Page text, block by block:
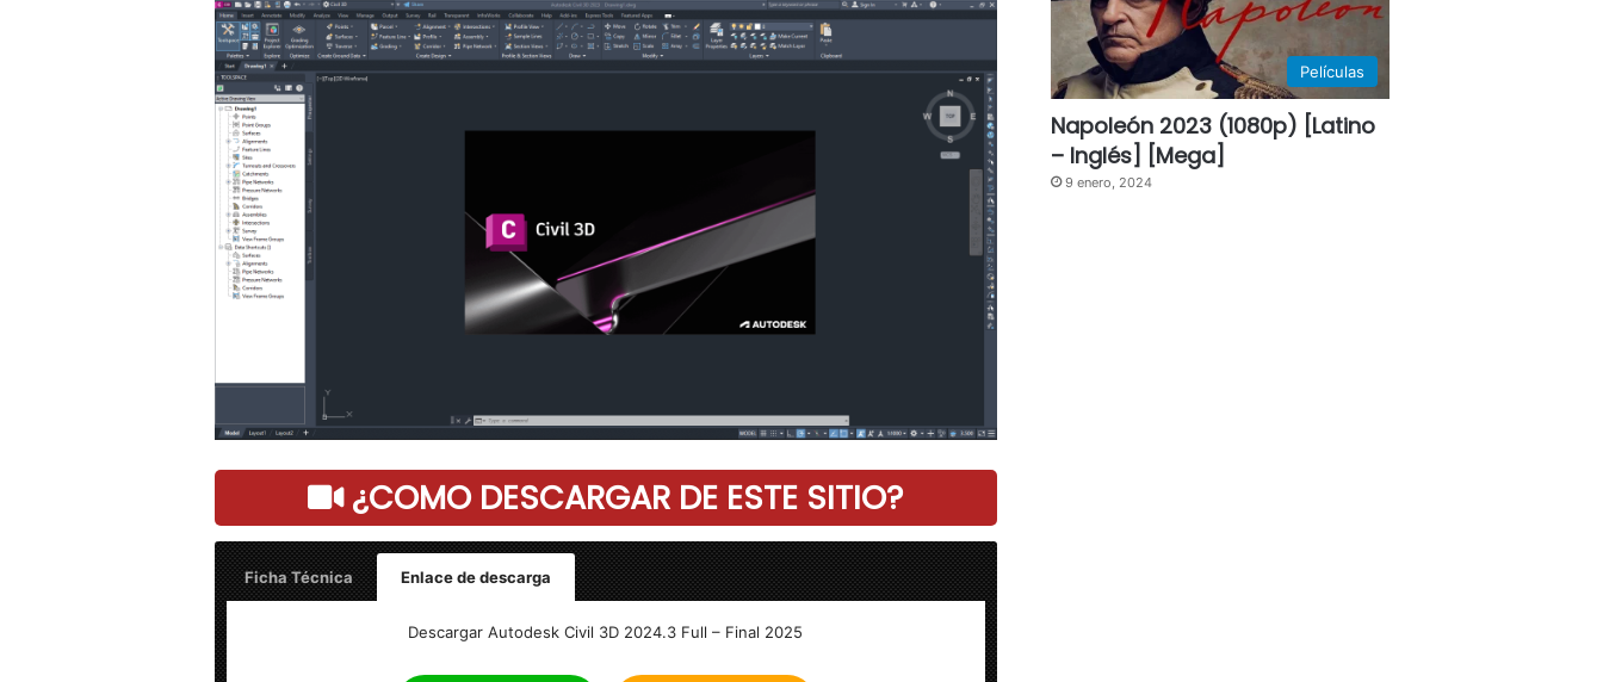
¿COMO DESCARGAR DE ESTE SITIO?
Ficha Técnica
Enlace de descarga
Descargar Autodesk Civil 3D 2024.3 Full – Final 2025
Películas
Napoleón 2023 (1080p) [Latino
– Inglés] [Mega]
9 enero, 2024